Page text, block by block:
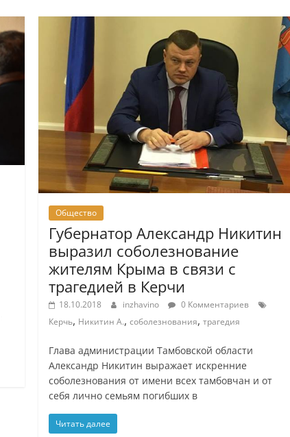
Общество
Губернатор Александр Никитин
выразил соболезнование
жителям Крыма в связи с
трагедией в Керчи
18.10.2018 inzhavino
0 Комментариев
Керчь, Никитин А.,соболезнования,трагедия
Глава администрации Тамбовской области
Александр Никитин выражает искренние
соболезнования от имени всех тамбовчан и от
себя лично семьям погибших в
Читать далее